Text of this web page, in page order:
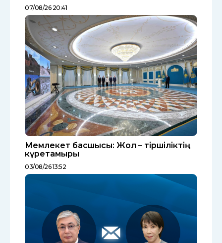
07/08/26 20:41
Мемлекет басшысы: Жол – тіршіліктің
күретамыры
03/08/26 13:52